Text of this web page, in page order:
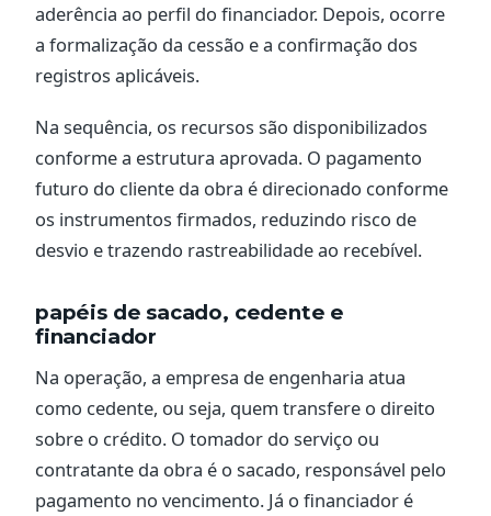
aderência ao perfil do financiador. Depois, ocorre
a formalização da cessão e a confirmação dos
registros aplicáveis.
Na sequência, os recursos são disponibilizados
conforme a estrutura aprovada. O pagamento
futuro do cliente da obra é direcionado conforme
os instrumentos firmados, reduzindo risco de
desvio e trazendo rastreabilidade ao recebível.
papéis de sacado, cedente e
financiador
Na operação, a empresa de engenharia atua
como cedente, ou seja, quem transfere o direito
sobre o crédito. O tomador do serviço ou
contratante da obra é o sacado, responsável pelo
pagamento no vencimento. Já o financiador é